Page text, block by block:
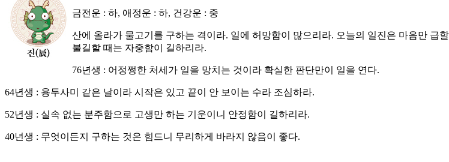
금전운 : 하, 애정운 : 하, 건강운 : 중
산에 올라가 물고기를 구하는 격이라. 일에 허망함이 많으리라. 오늘의 일진은 마음만
불길할 때는 자중함이 길하리라.
76년생 : 어정쩡한 처세가 일을 망치는 것이라 확실한 판단만이 일을 연다.
64년생 : 용두사미 같은 날이라 시작은 있고 끝이 안 보이는 수라 조심하라.
52년생 : 실속 없는 분주함으로 고생만 하는 기운이니 안정함이 길하리라.
40년생 : 무엇이든지 구하는 것은 힘드니 무리하게 바라지 않음이 좋다.